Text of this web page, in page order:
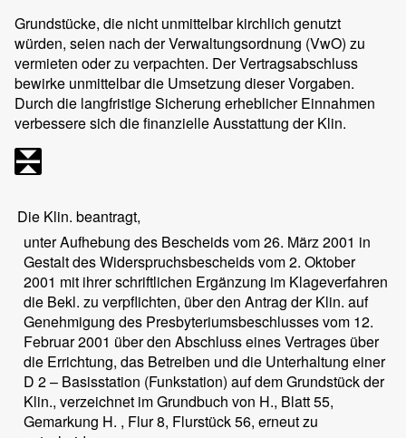
Grundstücke, die nicht unmittelbar kirchlich genutzt
würden, seien nach der Verwaltungsordnung (VwO) zu
vermieten oder zu verpachten. Der Vertragsabschluss
bewirke unmittelbar die Umsetzung dieser Vorgaben.
Durch die langfristige Sicherung erheblicher Einnahmen
verbessere sich die finanzielle Ausstattung der Klin.
Die Klin. beantragt,
unter Aufhebung des Bescheids vom 26. März 2001 in
Gestalt des Widerspruchsbescheids vom 2. Oktober
2001 mit ihrer schriftlichen Ergänzung im Klageverfahren
die Bekl. zu verpflichten, über den Antrag der Klin. auf
Genehmigung des Presbyteriumsbeschlusses vom 12.
Februar 2001 über den Abschluss eines Vertrages über
die Errichtung, das Betreiben und die Unterhaltung einer
D 2 – Basisstation (Funkstation) auf dem Grundstück der
Klin., verzeichnet im Grundbuch von H., Blatt 55,
Gemarkung H. , Flur 8, Flurstück 56, erneut zu